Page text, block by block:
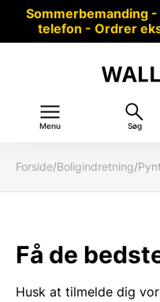
Sommerbemanding
telefon - Ordrer
Menu Søg
Forside/Boligindretning/Pynt
Få de
Husk at tilmelde dig